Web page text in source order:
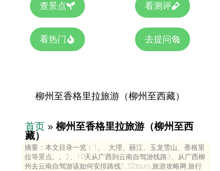
查景点 看测评
看热门 去提问
柳州至香格里拉旅游（柳州至西藏）
首页 » 柳州至香格里拉旅游（柳州至西
藏）
摘要：本文目录一览：1、...大理、丽江、玉龙雪山、香格里
拉等景点。。2、10天从广西到云南自驾游线路3、从广西柳
州去云南自驾游该如何安排路线?..,52tours,旅游攻略网,旅行